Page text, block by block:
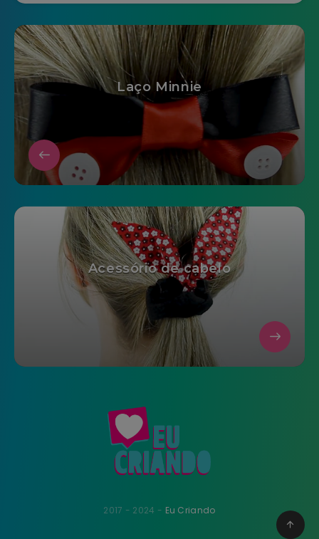
Laço Minnie
Acessório de cabelo
2017 - 2024 - Eu Criando